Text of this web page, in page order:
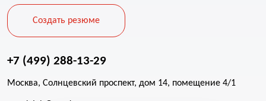
Создать резюме
+7 (499) 288-13-29
Москва, Солнцевский проспект, дом 14, помещение 4/1